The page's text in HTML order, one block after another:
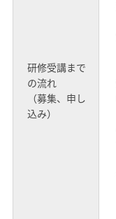
研修受講まで
の流れ
（募集、申し
込み）